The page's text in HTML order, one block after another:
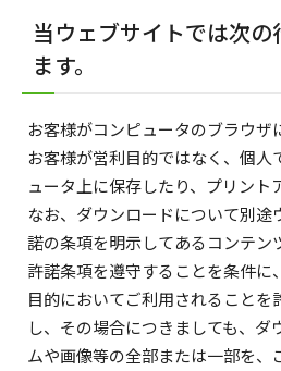
当ウェブサイトでは次
ます。
お客様がコンピュータのブラウザ
お客様が営利目的ではなく、個人
ュータ上に保存したり、プリント
なお、ダウンロードについて別
諾の条項を明示してあるコンテン
許諾条項を遵守することを条件に
目的においてご利用されることを
し、その場合につきましても、ダ
ムや画像等の全部または一部を、